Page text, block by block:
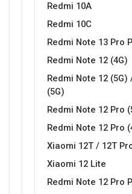
Redmi 10A
Redmi 10C
Redmi Note 13 Pro
Redmi Note 12 (4G)
Redmi Note 12 (5G)
(5G)
Redmi Note 12 Pro
Redmi Note 12 Pro
Xiaomi 12T / 12T
Xiaomi 12 Lite
Redmi Note 12 Pro
Monogrami
Za njega